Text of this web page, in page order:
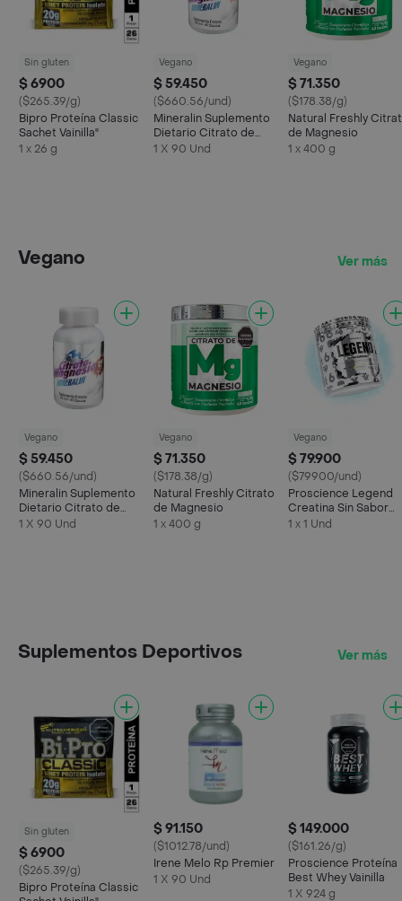
Sin gluten
$ 6900
($265.39/g)
Bipro Proteína Classic
Sachet Vainilla"
1 x 26 g
Vegano
$ 59.450
($660.56/und)
Mineralin Suplemento
Dietario Citrato de
Magnesio
1 X 90 Und
Vegano
$ 71.350
($178.38/g)
Natural Freshly
de Magnesio
1 x 400 g
Vegano Ver más
Vegano
$ 59.450
($660.56/und)
Mineralin Suplemento
Dietario Citrato de
Magnesio
1 X 90 Und
Vegano
$ 71.350
($178.38/g)
Natural Freshly Citrato
de Magnesio
1 x 400 g
Vegano
$ 79.900
($79900/und)
Proscience Legend
Creatina Sin Sabor
Creapure
1 x 1 Und
Suplementos Deportivos Ver más
Sin gluten
$ 6900
($265.39/g)
Bipro Proteína Classic
$ 91.150
($1012.78/und)
Irene Melo Rp Premier
1 X 90 Und
$ 149.000
($161.26/g)
Proscience Proteína
Best Whey Vainilla
1 X 924 g